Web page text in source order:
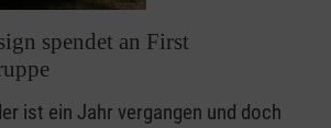
spendet an First
ist ein Jahr vergangen und doch